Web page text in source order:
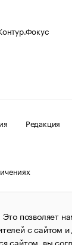
Редакция
О
позволяет
с сайтом
сайтом, вы